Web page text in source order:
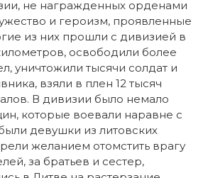
не награжденных орденами
и героизм, проявленные
из них прошли с дивизией в
освободили более
уничтожили тысячи солдат и
взяли в плен 12 тысяч
В дивизии было немало
которые воевали наравне с
девушки из литовских
желанием отомстить врагу
за братьев и сестер,